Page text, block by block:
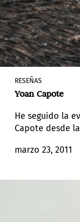
RESEÑAS
Yoan Capote
He seguido la
Capote desde
Jack Shainman
marzo 23, 2011